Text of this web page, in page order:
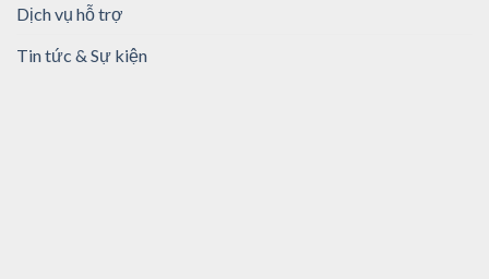
Dịch vụ hỗ trợ
Tin tức & Sự kiện